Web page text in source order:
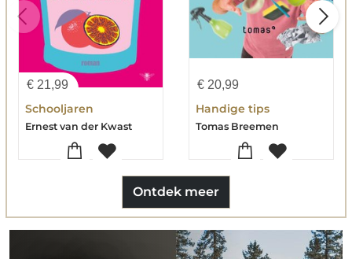
€ 21,99
Schooljaren
Ernest van der Kwast
€ 20,99
Handige tips
Tomas Breemen
Ontdek meer